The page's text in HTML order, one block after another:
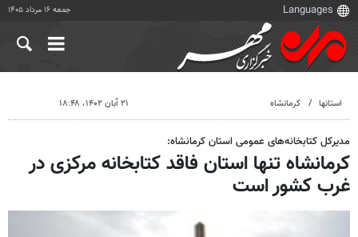
جمعه ۱۶ مرداد ۱۴۰۵
استانها کرمانشاه ۲۱ آبان ۱۴۰۲، ۱۸:۴۸
مدیرکل کتابخانه‌های عمومی استان کرمانشاه:
کرمانشاه تنها استان فاقد کتابخانه مرکزی در
غرب کشور است